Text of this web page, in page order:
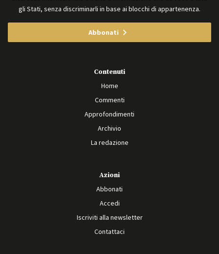
gli Stati, senza discriminarli in base ai blocchi di appartenenza.
Abbonati
Contenuti
Home
Commenti
Approfondimenti
Archivio
La redazione
Azioni
Abbonati
Accedi
Iscriviti alla newsletter
Contattaci